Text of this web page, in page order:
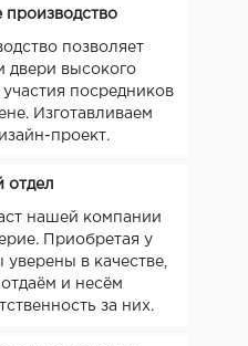
производство
позволяет
двери высокого
участия посредников
Изготавливаем
проект.
отдел
нашей компании
Приобретая у
уверены в качестве,
и несём
за них.